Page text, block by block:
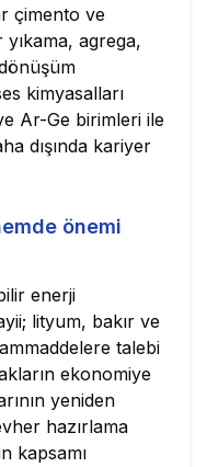
çimento ve
agrega,
kimyasalları
Ar-Ge birimleri ile
dışında kariyer
önemi
enerji
lityum, bakır ve
talebi
ekonomiye
yeniden
hazırlama
kapsamı